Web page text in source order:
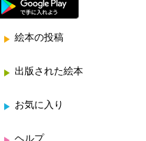
絵本の投稿
出版された絵本
お気に入り
ヘルプ